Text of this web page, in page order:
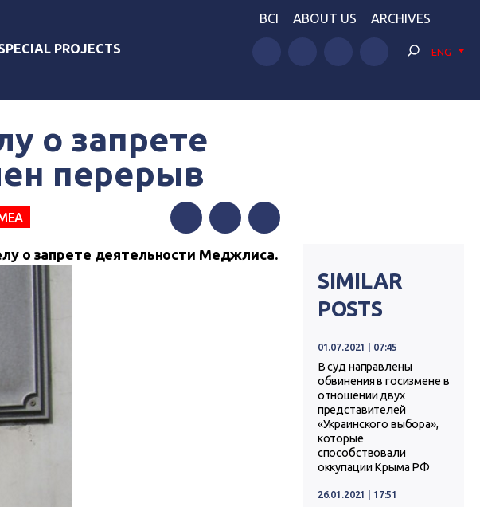
PROJECTS
BCI ABOUT US ARCHIVES
ENG
о запрете
перерыв
FacebookTwitterTelegram
о запрете деятельности Меджлиса.
SIMILAR
POSTS
01.07.2021 | 07:45
В суд направлены
обвинения в госизмене в
отношении двух
представителей
«Украинского выбора»,
которые
способствовали
оккупации Крыма РФ
26.01.2021 | 17:51